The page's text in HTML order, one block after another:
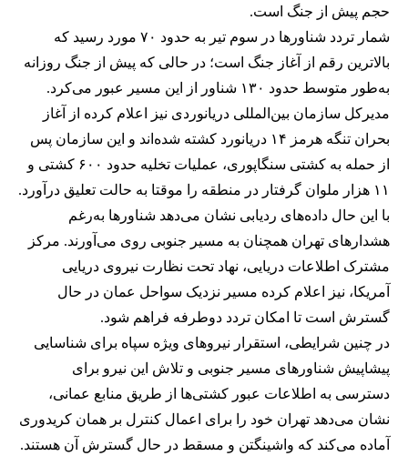
حجم پیش از جنگ است.
شمار تردد شناورها در سوم تیر به حدود ۷۰ مورد رسید که
بالاترین رقم از آغاز جنگ است؛ در حالی که پیش از جنگ روزانه
به‌طور متوسط حدود ۱۳۰ شناور از این مسیر عبور می‌کرد.
مدیرکل سازمان بین‌المللی دریانوردی نیز اعلام کرده از آغاز
بحران تنگه هرمز ۱۴ دریانورد کشته شده‌اند و این سازمان پس
از حمله به کشتی سنگاپوری، عملیات تخلیه حدود ۶۰۰ کشتی و
۱۱ هزار ملوان گرفتار در منطقه را موقتا به حالت تعلیق درآورد.
با این حال داده‌های ردیابی نشان می‌دهد شناورها به‌رغم
هشدارهای تهران همچنان به مسیر جنوبی روی می‌آورند. مرکز
مشترک اطلاعات دریایی، نهاد تحت نظارت نیروی دریایی
آمریکا، نیز اعلام کرده مسیر نزدیک سواحل عمان در حال
گسترش است تا امکان تردد دوطرفه فراهم شود.
در چنین شرایطی، استقرار نیروهای ویژه سپاه برای شناسایی
پیشاپیش شناورهای مسیر جنوبی و تلاش این نیرو برای
دسترسی به اطلاعات عبور کشتی‌ها از طریق منابع عمانی،
نشان می‌دهد تهران خود را برای اعمال کنترل بر همان کریدوری
آماده می‌کند که واشینگتن و مسقط در حال گسترش آن هستند.